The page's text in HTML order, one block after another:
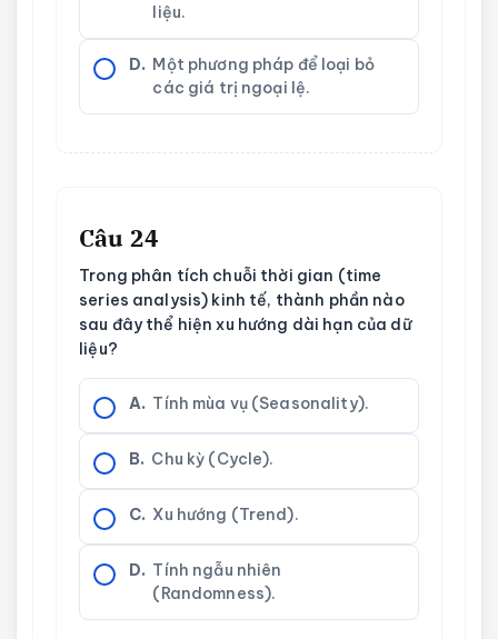
liệu.
D. Một phương pháp để loại bỏ
các giá trị ngoại lệ.
Câu 24
Trong phân tích chuỗi thời gian (time
series analysis) kinh tế, thành phần nào
sau đây thể hiện xu hướng dài hạn của dữ
liệu?
A. Tính mùa vụ (Seasonality).
B. Chu kỳ (Cycle).
C. Xu hướng (Trend).
D. Tính ngẫu nhiên
(Randomness).